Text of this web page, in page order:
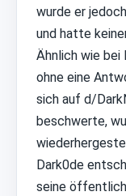
wurde er
und hatte
Ähnlich wie
ohne eine
sich auf d/
beschwerte,
Dark0de
seine